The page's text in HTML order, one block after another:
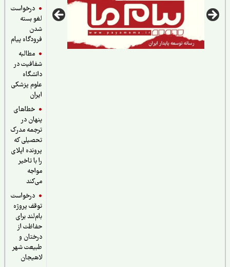
درخواست
لغو بسته
فرودگاه پیام
مطالبه
شفافیت در
دانشگاه
علوم پزشکی
خطاهای
پنهان در
ترجمه مدرک
تحصیلی که
پرونده اپلای
را با تاخیر
درخواست
توقف پروژه
بام‌لند برای
حفاظت از
درختان و
طبیعت شهر
لاهیجان